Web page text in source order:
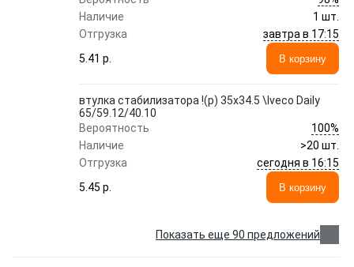
Наличие
1 шт.
Отгрузка
завтра в 17:15
5.41 p.
В корзину
втулка стабилизатора !(р) 35x34.5 \Iveco Daily
65/59.12/40.10
Вероятность
100%
Наличие
>20 шт.
Отгрузка
сегодня в 16:15
5.45 p.
В корзину
Показать еще 90 предложений